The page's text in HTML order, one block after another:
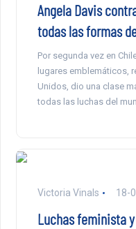
Angela Davis
todas las formas
Por segunda vez en
lugares emblemáticos,
Unidos, dio una clase
todas las luchas del
Victoria Vinals 18-
Luchas feminista